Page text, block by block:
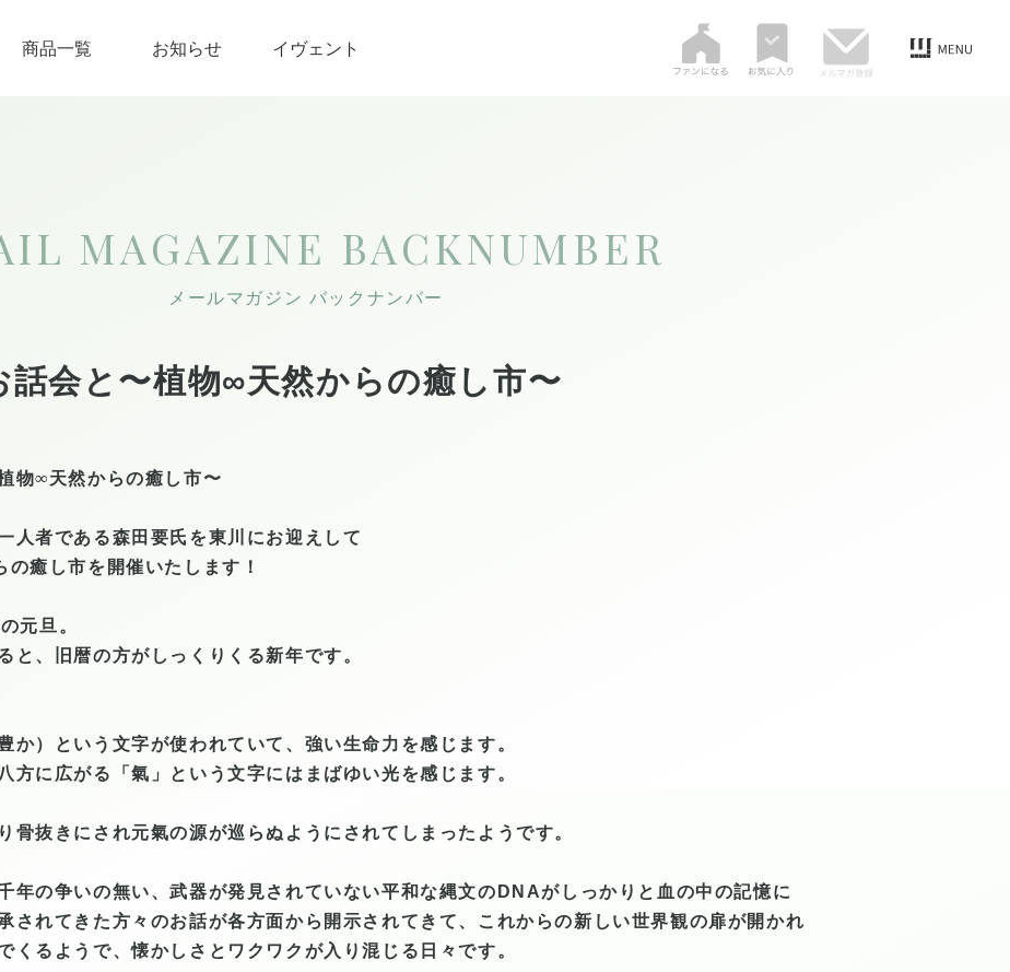
商品一覧 お知らせ イヴェント
MAGAZINE BACKNUMBER
メールマガジン バックナンバー
話会と〜植物∞天然からの癒し市〜
物∞天然からの癒し市〜
人者である森田要氏を東川にお迎えして
癒し市を開催いたします！
元旦。
と、旧暦の方がしっくりくる新年です。
か）という文字が使われていて、 強い生命力を感じます。
方に広がる「氣」という文字にはまばゆい光を感じます。
骨抜きにされ元氣の源が巡らぬようにされてしまったようです。
年の争いの無い、武器が発見されていない平和な縄文のDNAがしっかりと血の中の記憶に
されてきた方々のお話が各方面から開示されてきて、これからの新しい世界観の扉が開かれ
くるようで、懐かしさとワクワクが入り混じる日々です。